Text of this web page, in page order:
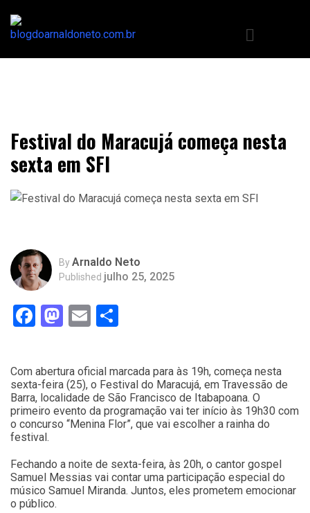
Festival do Maracujá começa nesta
sexta em SFI
ByArnaldo Neto
Published julho 25, 2025
Facebook
Mastodon
Email
Com abertura oficial marcada para às 19h, começa nesta
sexta-feira (25), o Festival do Maracujá, em Travessão de
Barra, localidade de São Francisco de Itabapoana. O
primeiro evento da programação vai ter início às 19h30 com
o concurso “Menina Flor”, que vai escolher a rainha do
festival.
Fechando a noite de sexta-feira, às 20h, o cantor gospel
Samuel Messias vai contar uma participação especial do
músico Samuel Miranda. Juntos, eles prometem emocionar
o público.